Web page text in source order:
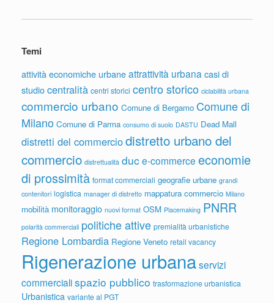
Temi
attività economiche urbaneattrattività urbana casi di
studiocentralità centri storici centro storico ciclabilità urbana
commercio urbano Comune di Bergamo Comune di
Milano Comune di Parma consumo di suolo DASTU Dead Mall
distretti del commerciodistretto urbano del
commercio distrettualità duc e-commerce economie
di prossimità format commerciali geografie urbane grandi
contenitori logistica manager di distretto mappatura commercio Milano
mobilità monitoraggio nuovi format OSM Placemaking PNRR
polarità commerciali politiche attive premialità urbanistiche
Regione Lombardia Regione Veneto retail vacancy
Rigenerazione urbanaservizi
commercialispazio pubblico trasformazione urbanistica
Urbanistica variante al PGT